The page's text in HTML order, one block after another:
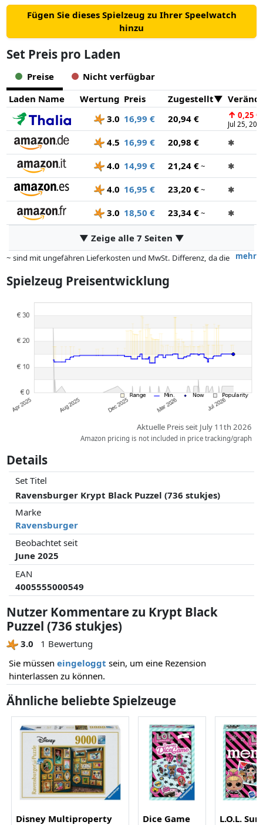
Fügen Sie dieses Spielzeug zu Ihrer Speelwatch
hinzu
Set Preis pro Laden
Preise
Nicht verfügbar
Laden Name
Wertung Preis Zugestellt
3.0 16,99 € 20,94 € ↑ 0,25 €
Jul 25,
4.5 16,99 € 20,98 € ✱
4.0 14,99 € 21,24 €~ ✱
4.0 16,95 € 23,20 €~ ✱
3.0 18,50 € 23,34 €~ ✱
▼ Zeige alle 7 Seiten ▼
mehr
~ sind mit ungefähren Lieferkosten und MwSt. Differenz, da die
abweichen können.
Vergütungen durch Partner haben darauf keinerlei Einfluss. Nur bei
gleichen Preisen können historische Leistungen die Ordnung
beeinflussen.
Spielzeug Preisentwicklung
Aktuelle Preis seit July 11th 2026
Amazon pricing is not included in price tracking/graph
Details
Set Titel
Ravensburger Krypt Black Puzzel (736 stukjes)
Marke
Ravensburger
Beobachtet seit
June 2025
EAN
4005555000549
Nutzer Kommentare zu Krypt Black
Puzzel (736 stukjes)
3.0
1 Bewertung
Sie müssen eingeloggt sein, um eine Rezension
hinterlassen zu können.
Ähnliche beliebte Spielzeuge
Disney Multiproperty Dice Game L.O.L.